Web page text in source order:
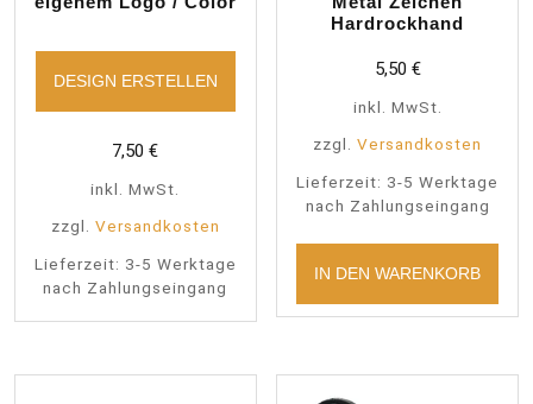
DESIGN ERSTELLEN
7,50€
inkl. MwSt.
zzgl. Versandkosten
Lieferzeit: 3-5 Werktage
nach Zahlungseingang
Hardrockhand
5,50 €
inkl. MwSt.
zzgl.Versandkosten
Lieferzeit: 3-5 Werktage
nach Zahlungseingang
IN DEN WARENKORB